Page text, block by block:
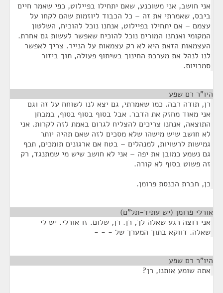
אני חושב, אני משוכנע, שאם יתחילו בפיילוט, כפי שאמר חיים
ביבס, שאמרתי את זה – כל הכבוד ליוזמות שהם לקחו על
עצמם – אם יתחילו בפיילוט, אנחנו נוכל להוכיח, השלטון
המקומי ואנחנו המורים נוכל להוכיח שאפשר לעשות גם אחרת.
העצמאות הזאת היא לא רק עצמאות על הנייר. צריך לאפשר
לנו לנהל את מערכת החינוך בשיתוף פעולה, תוך ביזור
סמכויות.
היו"ר רם שפע
רן, תודה רבה. כמו שאמרתי, גם יצא לנו לשוחח על זה וגם
אני מאוד מחזק את הדבר. אבל בסוף בסוף בסוף, במבחן
התוצאה, אנחנו צריכים להצליח לגרום באמת לזה לקרות. אני
לא חושב שיש מישהו שלא מסכים לזה שאם תהיה יותר
גמישות לרשויות, למנהלים – בטח אם ארגונים תומכים, תכף
גם נשמע כמובן את יפה – אני לא חושב שיש מי שמתנגד, רק
זה פשוט בסוף לא קורה.
כן, חברת הכנסת פרומן.
אורלי פרומן (יש עתיד-תל"ם)
אני רוצה רגע שאלה לך, רן. רן, שלום. זו אורלי. יש לי
שאלה. דווקא בתוך המערך של - - -
היו"ר רם שפע
אתה שומע אותנו, רן?